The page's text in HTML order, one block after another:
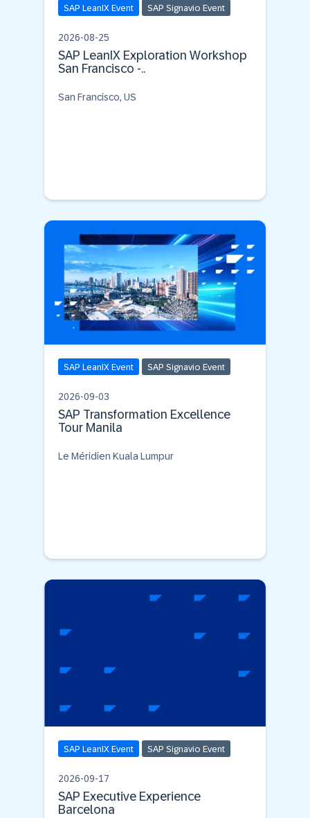
SAP LeanIX Event SAP Signavio Event
2026-08-25
SAP LeanIX Exploration Workshop
San Francisco -..
San Francisco, US
SAP LeanIX Event SAP Signavio Event
2026-09-03
SAP Transformation Excellence
Tour Manila
Le Méridien Kuala Lumpur
SAP LeanIX Event SAP Signavio Event
2026-09-17
SAP Executive Experience
Barcelona